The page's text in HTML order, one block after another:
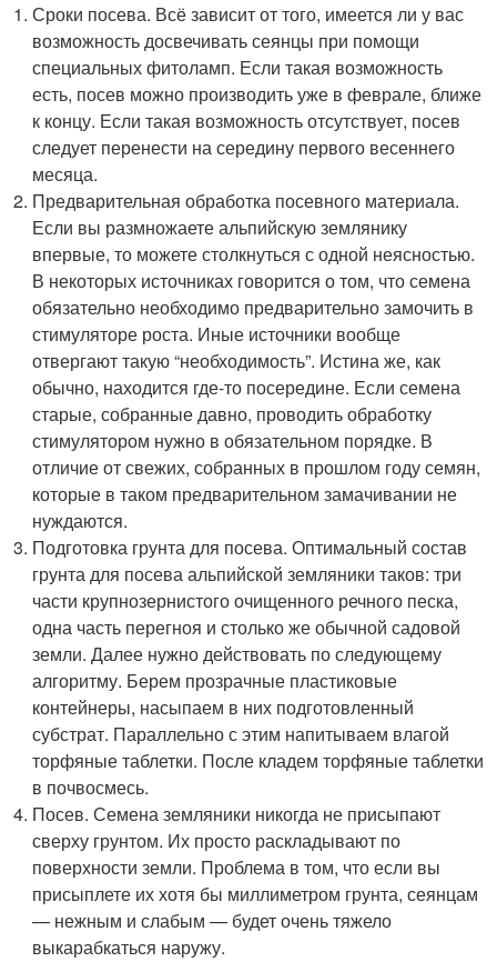
Сроки посева. Всё зависит от того, имеется ли у вас
возможность досвечивать сеянцы при помощи
специальных фитоламп. Если такая возможность
есть, посев можно производить уже в феврале, ближе
к концу. Если такая возможность отсутствует, посев
следует перенести на середину первого весеннего
месяца.
Предварительная обработка посевного материала.
Если вы размножаете альпийскую землянику
впервые, то можете столкнуться с одной неясностью.
В некоторых источниках говорится о том, что семена
обязательно необходимо предварительно замочить в
стимуляторе роста. Иные источники вообще
отвергают такую “необходимость”. Истина же, как
обычно, находится где-то посередине. Если семена
старые, собранные давно, проводить обработку
стимулятором нужно в обязательном порядке. В
отличие от свежих, собранных в прошлом году семян,
которые в таком предварительном замачивании не
нуждаются.
Подготовка грунта для посева. Оптимальный состав
грунта для посева альпийской земляники таков: три
части крупнозернистого очищенного речного песка,
одна часть перегноя и столько же обычной садовой
земли. Далее нужно действовать по следующему
алгоритму. Берем прозрачные пластиковые
контейнеры, насыпаем в них подготовленный
субстрат. Параллельно с этим напитываем влагой
торфяные таблетки. После кладем торфяные таблетки
в почвосмесь.
Посев. Семена земляники никогда не присыпают
сверху грунтом. Их просто раскладывают по
поверхности земли. Проблема в том, что если вы
присыплете их хотя бы миллиметром грунта, сеянцам
— нежным и слабым — будет очень тяжело
выкарабкаться наружу.